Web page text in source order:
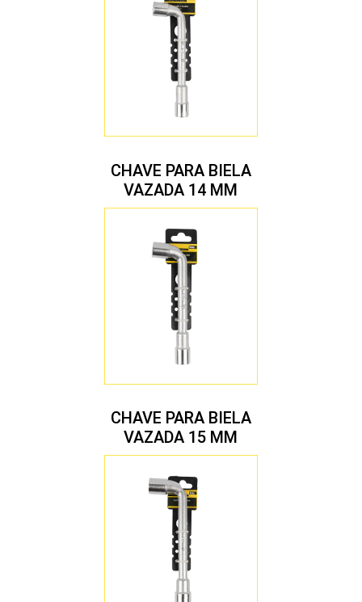
CHAVE PARA BIELA
VAZADA 14 MM
CHAVE PARA BIELA
VAZADA 15 MM